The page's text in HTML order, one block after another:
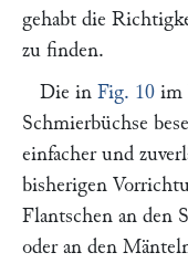
gehabt die
zu finden.
Die in Fig. 10 im
Schmierbüchse
einfacher und
bisherigen
Flantschen an den
oder an den